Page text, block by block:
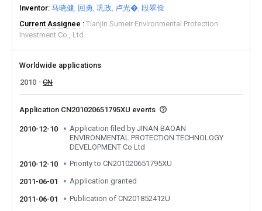
Inventor 马晓健 回勇 巩政 卢光� 段翠俭
Current Assignee
Tianjin Sumeir Environmental Protection
Investment Co., Ltd.
Worldwide applications
2010
CN
Application CN201020651795XU events
2010-12-10
Application filed by JINAN BAOAN
ENVIRONMENTAL PROTECTION TECHNOLOGY
DEVELOPMENT Co Ltd
2010-12-10
Priority to CN201020651795XU
2011-06-01 Application granted
2011-06-01 Publication of CN201852412U